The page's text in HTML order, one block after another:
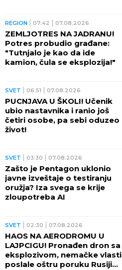
REGION 07:42 07.08.2026
ZEMLJOTRES NA JADRANU!
Potres probudio građane:
"Tutnjalo je kao da ide
kamion, čula se eksplozija!"
SVET 06:51 07.08.2026
PUCNJAVA U ŠKOLI! Učenik
ubio nastavnika i ranio još
četiri osobe, pa sebi oduzeo
život!
SVET 03:30 07.08.2026
Zašto je Pentagon uklonio
javne izveštaje o testiranju
oružja? Iza svega se krije
zloupotreba AI
SVET 02:30 07.08.2026
HAOS NA AERODROMU U
LAJPCIGU! Pronađen dron sa
eksplozivom, nemačke vlasti
poslale oštru poruku Rusiji